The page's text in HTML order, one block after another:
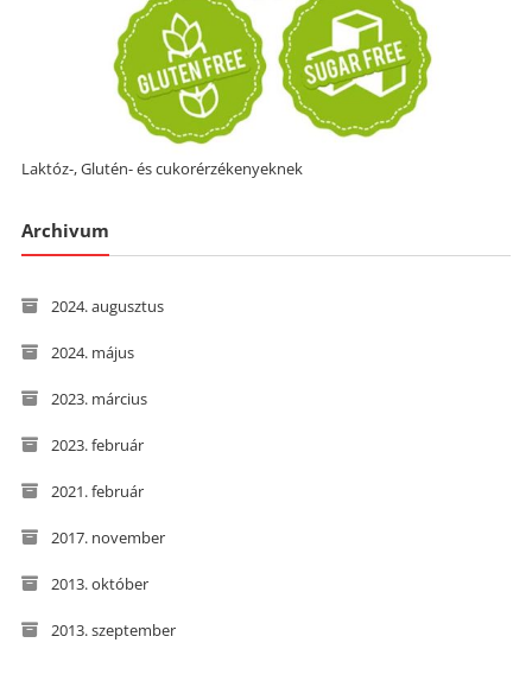
Laktóz-, Glutén- és cukorérzékenyeknek
Archivum
2024. augusztus
2024. május
2023. március
2023. február
2021. február
2017. november
2013. október
2013. szeptember